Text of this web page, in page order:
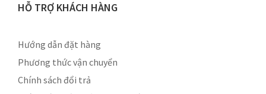
HỖ TRỢ KHÁCH HÀNG
Hướng dẫn đặt hàng
Phương thức vận chuyển
Chính sách đổi trả